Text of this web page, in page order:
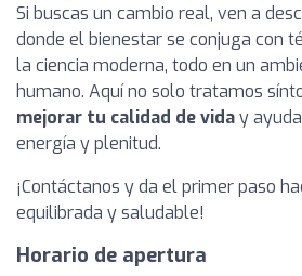
Si buscas un cambio real, ven a
donde el bienestar se conjuga con
la ciencia moderna, todo en un
humano. Aquí no solo tratamos
mejorar tu calidad de viday
energía y plenitud.
¡Contáctanos y da el primer paso
equilibrada y saludable!
Horario de apertura